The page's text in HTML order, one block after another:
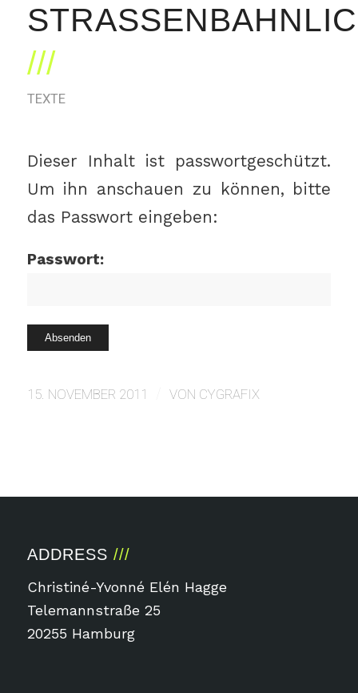
TEXTE
Dieser Inhalt ist passwortgeschützt.
Um ihn anschauen zu können, bitte
das Passwort eingeben:
Passwort:
15. NOVEMBER 2011 VON CYGRAFIX
ADDRESS
Christiné-Yvonné Elén Hagge
Telemannstraße 25
20255 Hamburg